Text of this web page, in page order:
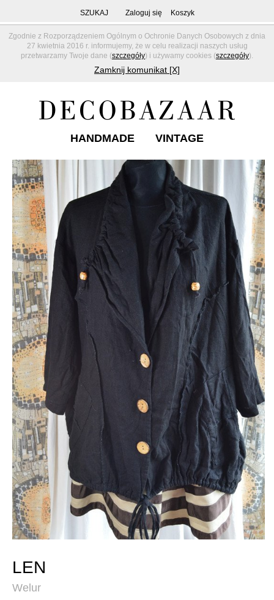
Zgodnie z Rozporządzeniem Ogólnym o Ochronie Danych Osobowych z dnia
27 kwietnia 2016 r. informujemy, że w celu realizacji naszych usług
przetwarzamy Twoje dane (szczegóły) i używamy cookies (szczegóły).
Zamknij komunikat [X]
SZUKAJ Zaloguj się Koszyk
HANDMADE VINTAGE
LEN
Welur